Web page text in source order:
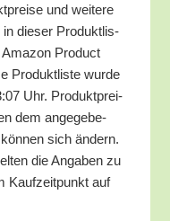
und wei­te­re
in die­ser Pro­dukt­lis­
Pro­duct
Pro­dukt­lis­te wur­de
Uhr. Pro­dukt­prei­
dem ange­ge­be­
sich ändern.
die Anga­ben zu
Kauf­zeit­punkt auf